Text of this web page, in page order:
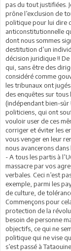
pas du tout justifiées.
prône l’exclusion de
politique pour lui dire
anticonstitutionnelle
dont nous sommes
destitution d’un
décision juridique !! De
qui, sans être des
considéré comme
les tribunaux ont
des enquêtes sur tous
(indépendant bien-sûr
politiciens, qui ont
vouloir user de ces
corriger et éviter les
vous venger en leur
nous avancerons
- A tous les partis à
massacre par vos
verbales. Ceci n’est
exemple, parmi les
de culture, de
Commençons pour
protection de la
besoin de personne
objectifs, ce qui ne
politique qui ne vise
s’est passé à